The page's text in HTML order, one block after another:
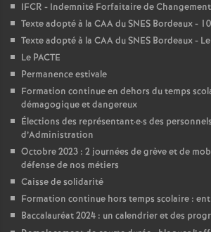
IFCR - Indemnité Forfaitaire de
Texte adopté à la CAA du SNES Bordeaux -
Texte adopté à la CAA du SNES Bordeaux -
Le PACTE
Permanence estivale
Formation continue en dehors du temps
démagogique et dangereux
Élections des représentant·e·s des
d’Administration
Octobre 2023 : 2 journées de grève et de
défense de nos métiers
Caisse de solidarité
Formation continue hors temps scolaire :
Baccalauréat 2024 : un calendrier et des